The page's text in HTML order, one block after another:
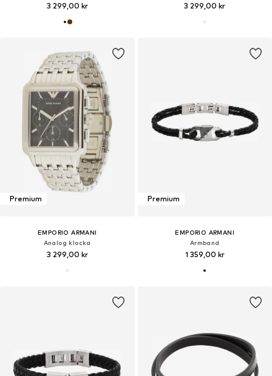
3 299,00 kr 3 299,00 kr
Premium
EMPORIO ARMANI
Analog klocka
3 299,00 kr
Premium
EMPORIO ARMANI
Armband
1 359,00 kr